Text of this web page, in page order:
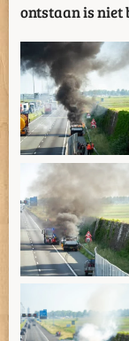
ontstaan is niet